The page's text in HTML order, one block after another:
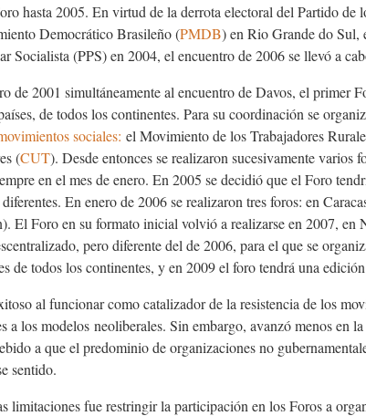
hasta 2005. En virtud de la derrota electoral del Partido de
Democrático Brasileño (PMDB) en Rio Grande do Sul,
Socialista (PPS) en 2004, el encuentro de 2006 se llevó a
de 2001 simultáneamente al encuentro de Davos, el primer
de todos los continentes. Para su coordinación se
sociales: el Movimiento de los Trabajadores
(CUT). Desde entonces se realizaron sucesivamente varios
en el mes de enero. En 2005 se decidió que el Foro
En enero de 2006 se realizaron tres foros: en
El Foro en su formato inicial volvió a realizarse en 2007, en
pero diferente del de 2006, para el que se
de todos los continentes, y en 2009 el foro tendrá una
al funcionar como catalizador de la resistencia de los
a los modelos neoliberales. Sin embargo, avanzó menos en
a que el predominio de organizaciones no
sentido.
limitaciones fue restringir la participación en los Foros a